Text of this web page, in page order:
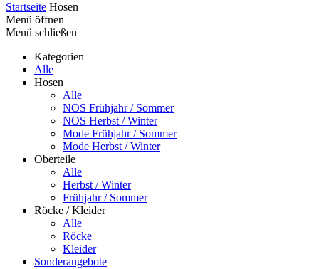
Startseite Hosen
Menü öffnen
Menü schließen
Kategorien
Alle
Hosen
Alle
NOS Frühjahr / Sommer
NOS Herbst / Winter
Mode Frühjahr / Sommer
Mode Herbst / Winter
Oberteile
Alle
Herbst / Winter
Frühjahr / Sommer
Röcke / Kleider
Alle
Röcke
Kleider
Sonderangebote